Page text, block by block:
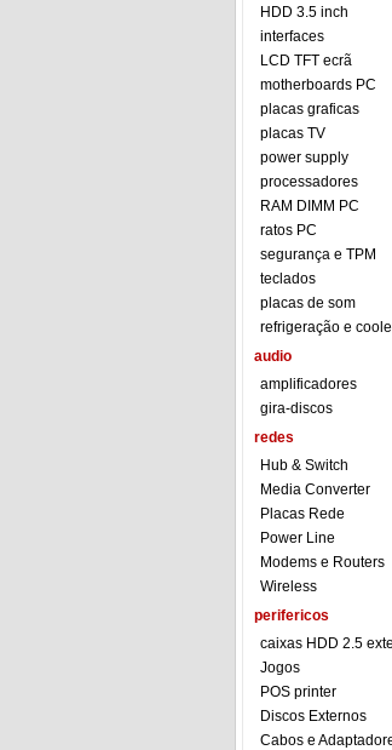
HDD 3.5 inch
interfaces
LCD TFT ecrã
motherboards PC
placas graficas
placas TV
power supply
processadores
RAM DIMM PC
ratos PC
segurança e TPM
teclados
placas de som
refrigeração e
audio
amplificadores
gira-discos
redes
Hub & Switch
Media Converter
Placas Rede
Power Line
Modems e Routers
Wireless
perifericos
caixas HDD 2.5
Jogos
POS printer
Discos Externos
Cabos e